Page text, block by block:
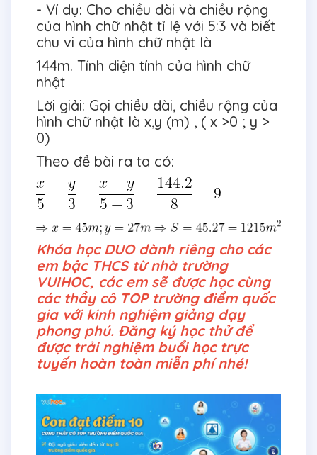
- Ví dụ: Cho chiều dài và chiều rộng
của hình chữ nhật tỉ lệ với 5:3 và biết
chu vi của hình chữ nhật là
144m. Tính diện tính của hình chữ
nhật
Lời giải: Gọi chiều dài, chiều rộng của
hình chữ nhật là x,y (m) , ( x >0 ; y >
0)
Theo đề bài ra ta có:
Khóa học DUO dành riêng cho các
em bậc THCS từ nhà trường
VUIHOC, các em sẽ được học cùng
các thầy cô TOP trường điểm quốc
gia với kinh nghiệm giảng dạy
phong phú. Đăng ký học thử để
được trải nghiệm buổi học trực
tuyến hoàn toàn miễn phí nhé!